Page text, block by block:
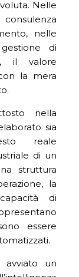
Nelle
nelle
di
il valore
la mera
nella
sia
reale
di un
struttura
la
di
essere
un